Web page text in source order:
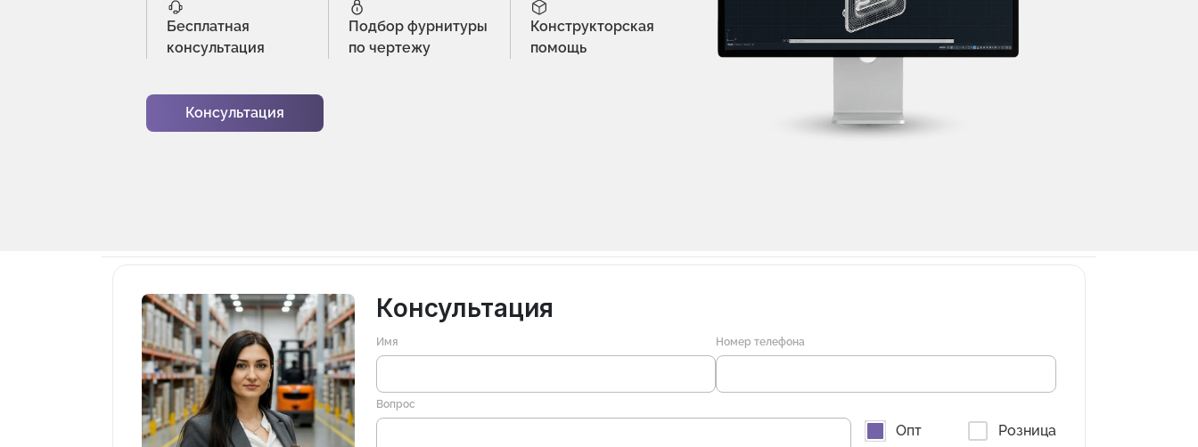
Бесплатная
консультация
Подбор фурнитуры
по чертежу
Конструкторская
помощь
Консультация
Консультация
Имя Номер телефона
Вопрос
Опт Розница